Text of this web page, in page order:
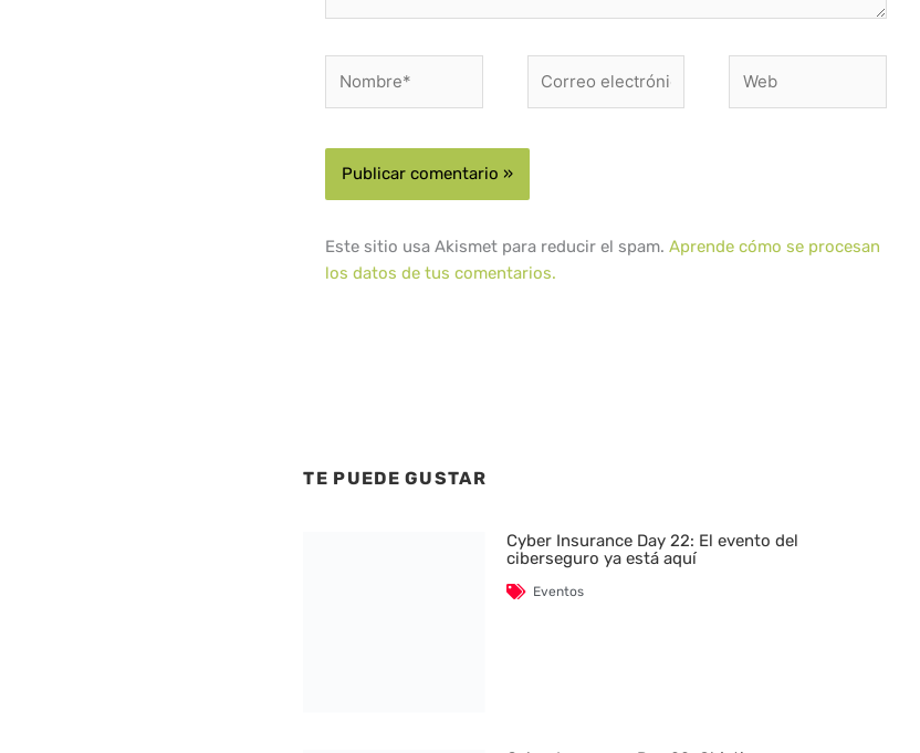
electrónico*
Este sitio usa Akismet para reducir el spam.Aprende cómo se procesan
los datos de tus comentarios.
TE PUEDE GUSTAR
Cyber Insurance Day 22: El evento del
ciberseguro ya está aquí
Eventos